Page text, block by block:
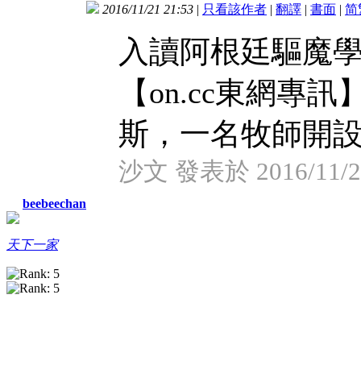
beebeechan
天下一家
2016/11/21 21:53 | 只看該作者 | 翻譯 | 書面 | 简
入讀阿根廷驅魔
【on.cc東網專
斯，一名牧師開
沙文 發表於 2016/11/